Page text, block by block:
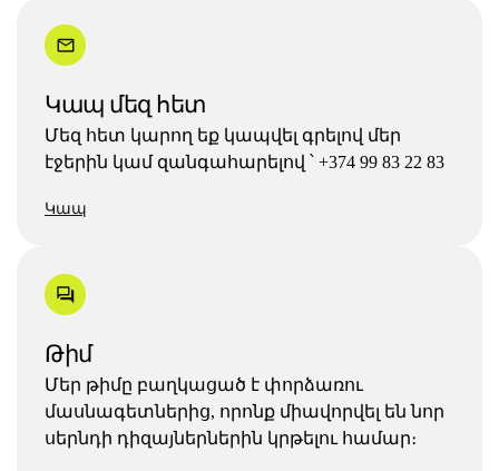
Կապ մեզ հետ
Մեզ հետ կարող եք կապվել գրելով մեր
էջերին կամ զանգահարելով ՝ +374 99 83 22 83
Կապ
Թիմ
Մեր թիմը բաղկացած է փորձառու
մասնագետներից, որոնք միավորվել են նոր
սերնդի դիզայներներին կրթելու համար։